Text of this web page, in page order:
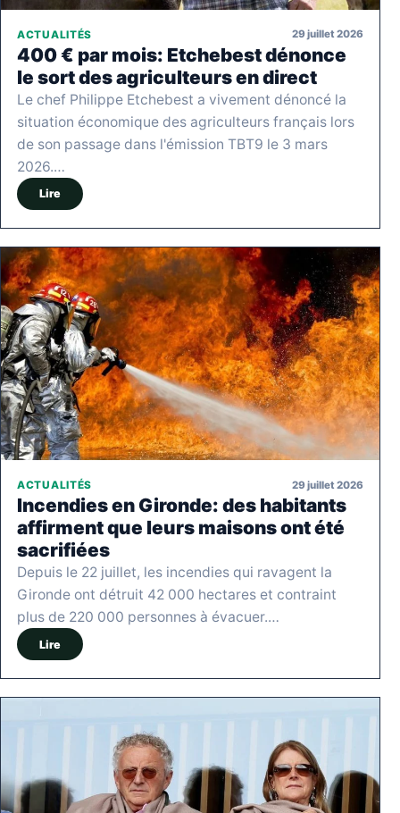
ACTUALITÉS 29 juillet 2026
400 € par mois: Etchebest dénonce
le sort des agriculteurs en direct
Le chef Philippe Etchebest a vivement dénoncé la
situation économique des agriculteurs français lors
de son passage dans l'émission TBT9 le 3 mars
2026.…
Lire
ACTUALITÉS 29 juillet 2026
Incendies en Gironde: des habitants
affirment que leurs maisons ont été
sacrifiées
Depuis le 22 juillet, les incendies qui ravagent la
Gironde ont détruit 42 000 hectares et contraint
plus de 220 000 personnes à évacuer.…
Lire